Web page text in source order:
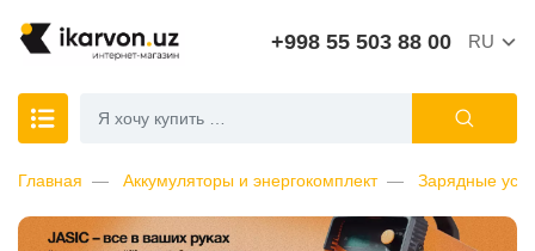
+998 55 503 88 00 RU
Главная Аккумуляторы и энергокомплект Зарядные